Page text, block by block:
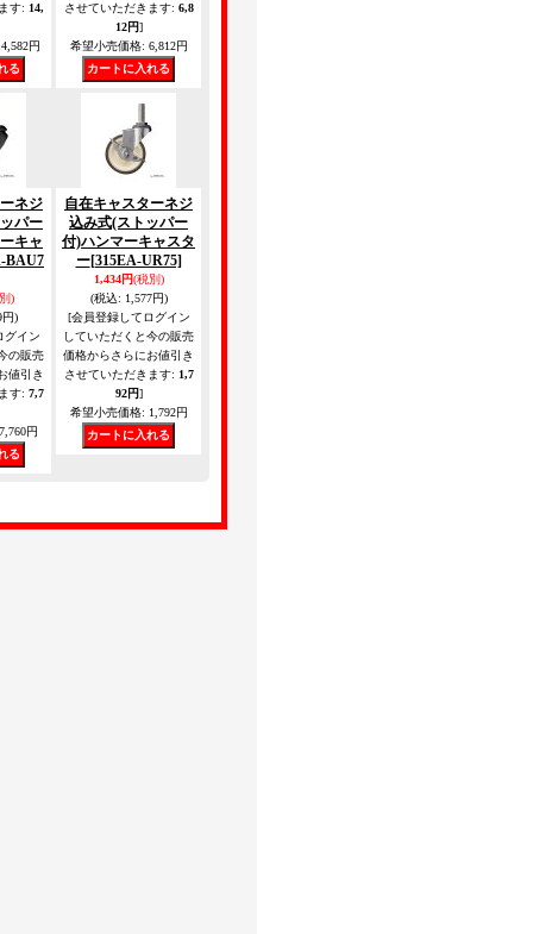
す: 14,
円
させていただきます: 6,8
12円]
希望小売価格: 6,812円
ネジ
パー
キャ
BAU7
)
)
グイン
の販売
値引き
す: 7,7
円
自在キャスターネジ
込み式(ストッパー
付)ハンマーキャスタ
ー[315EA-UR75]
1,434円(税別)
(税込: 1,577円)
[会員登録してログイン
していただくと今の販売
価格からさらにお値引き
させていただきます: 1,7
92円]
希望小売価格: 1,792円